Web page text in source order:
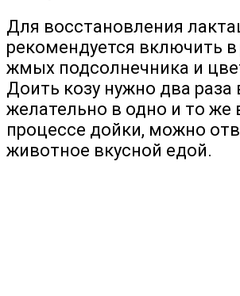
Для восстановления
рекомендуется включить
жмых подсолнечника и
Доить козу нужно два раза
желательно в одно и то же
процессе дойки, можно
животное вкусной едой.